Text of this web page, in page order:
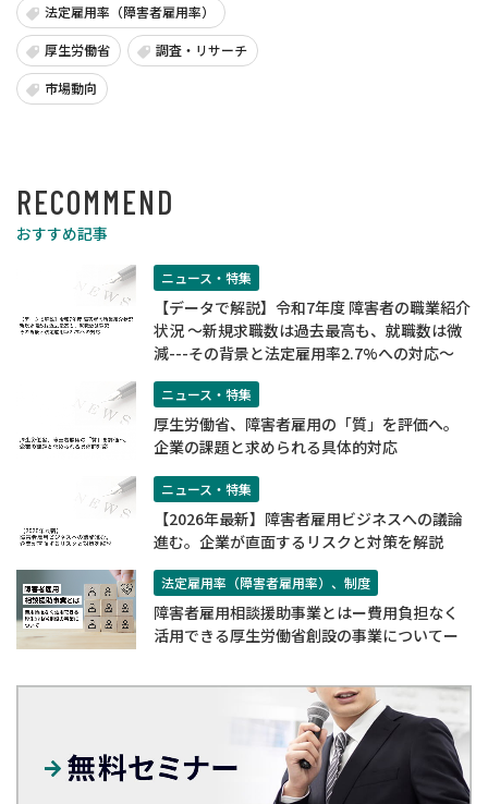
RECOMMEND
おすすめ記事
ニュース・特集
【データで解説】令和7年度 障害者の職業紹介
状況 ～新規求職数は過去最高も、就職数は微
減---その背景と法定雇用率2.7%への対応～
ニュース・特集
厚生労働省、障害者雇用の「質」を評価へ。
企業の課題と求められる具体的対応
ニュース・特集
【2026年最新】障害者雇用ビジネスへの議論
進む。企業が直面するリスクと対策を解説
法定雇用率（障害者雇用率）、制度
障害者雇用相談援助事業とはー費用負担なく
活用できる厚生労働省創設の事業についてー
法定雇用率（障害者雇用率）
厚生労働省 調査・リサーチ
市場動向